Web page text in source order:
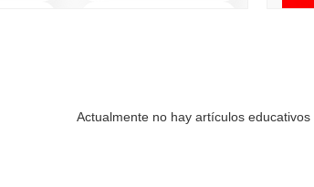
Actualmente no hay artículos